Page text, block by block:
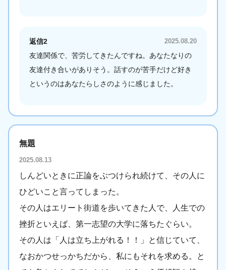
返信2 2025.08.20
友達関係で、苦労してきたんですね。あなたなりの
友達付き合いがありそう。話すのが苦手だけど好き
というのはあなたらしさのように感じました。
無題
2025.08.13
しんどいときに正論をぶつけられ続けて、その人に
ひどいこと言ってしまった。
その人はエリート街道を歩いてきた人で、人生での
挫折といえば、第一志望の大学に落ちたぐらい。
その人は「人は立ち上がれる！！」と信じていて、
なおかつせっかちだから、私にもそれを求める。と